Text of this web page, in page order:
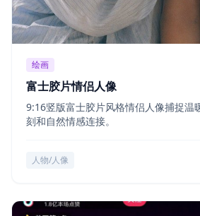
绘画
富士胶片情侣人像
9:16竖版富士胶片风格情侣人像捕捉温
刻和自然情感连接。
人物/人像